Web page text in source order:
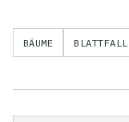
BÄUME BLATTFALL